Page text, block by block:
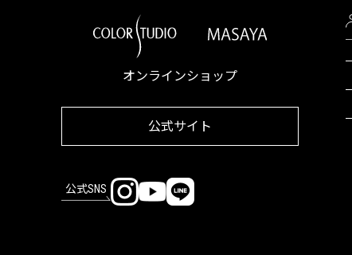
オンラインショップ
公式サイト
公式SNS